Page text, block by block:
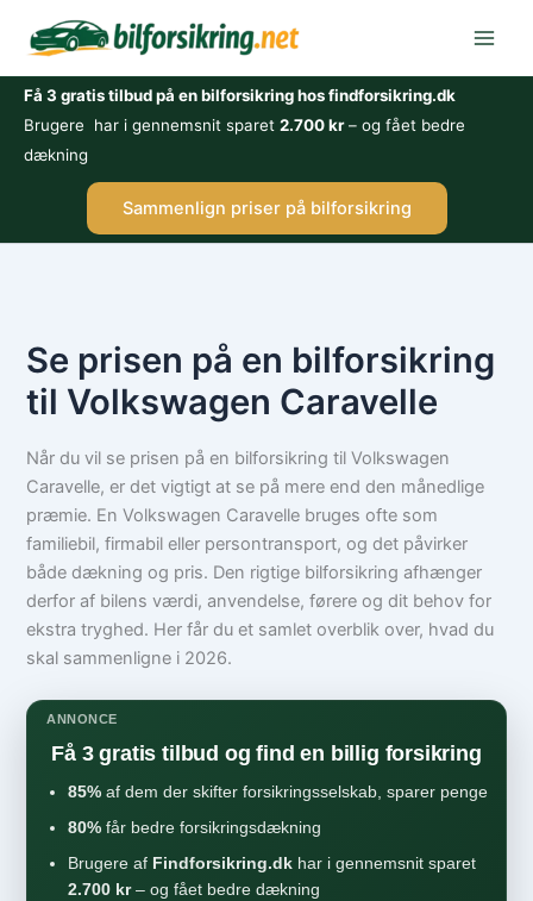
Få 3 gratis tilbud på en bilforsikring hos findforsikring.dk
Brugere har i gennemsnit sparet 2.700 kr– og fået bedre
dækning
Sammenlign priser på bilforsikring
Se prisen på en bilforsikring
til Volkswagen Caravelle
Når du vil se prisen på en bilforsikring til Volkswagen
Caravelle, er det vigtigt at se på mere end den månedlige
præmie. En Volkswagen Caravelle bruges ofte som
familiebil, firmabil eller persontransport, og det påvirker
både dækning og pris. Den rigtige bilforsikring afhænger
derfor af bilens værdi, anvendelse, førere og dit behov for
ekstra tryghed. Her får du et samlet overblik over, hvad du
skal sammenligne i 2026.
ANNONCE
Få 3 gratis tilbud og find en billig forsikring
85% af dem der skifter forsikringsselskab, sparer penge
80% får bedre forsikringsdækning
Brugere af Findforsikring.dk har i gennemsnit sparet
2.700 kr– og fået bedre dækning